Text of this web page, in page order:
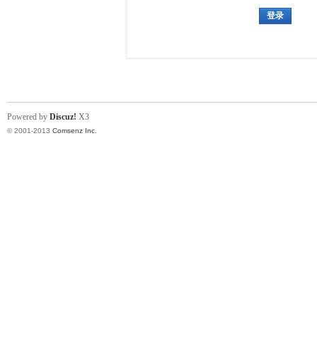
登录
Powered by Discuz! X3
© 2001-2013 Comsenz Inc.